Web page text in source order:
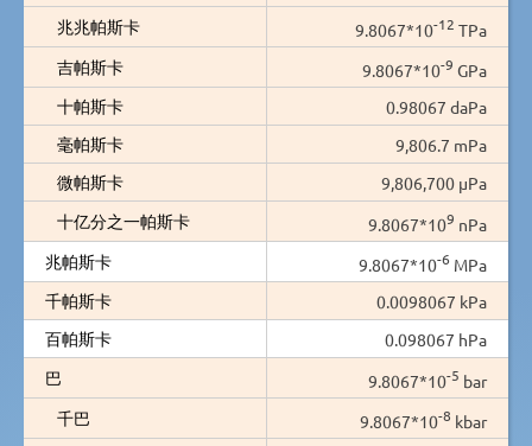
兆兆帕斯卡
9.8067*10-12 TPa
吉帕斯卡
9.8067*10-9 GPa
十帕斯卡
0.98067 daPa
毫帕斯卡
9,806.7 mPa
微帕斯卡
9,806,700 µPa
十亿分之一帕斯卡
9.8067*109 nPa
兆帕斯卡
9.8067*10-6 MPa
千帕斯卡
0.0098067 kPa
百帕斯卡
0.098067 hPa
巴
9.8067*10-5 bar
千巴
9.8067*10-8 kbar